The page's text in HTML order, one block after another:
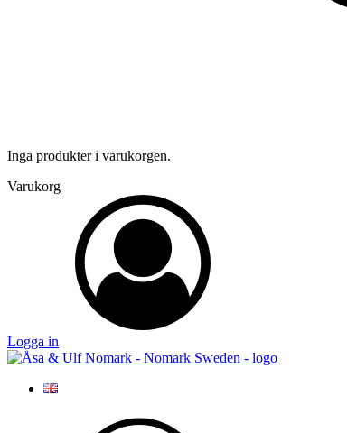
Inga produkter i varukorgen.
Varukorg
Logga in